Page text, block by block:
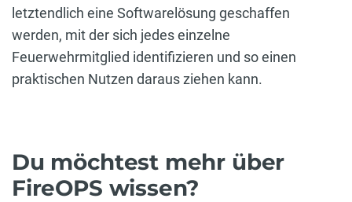
letztendlich eine Softwarelösung geschaffen
werden, mit der sich jedes einzelne
Feuerwehrmitglied identifizieren und so einen
praktischen Nutzen daraus ziehen kann.
Du möchtest mehr über
FireOPS wissen?